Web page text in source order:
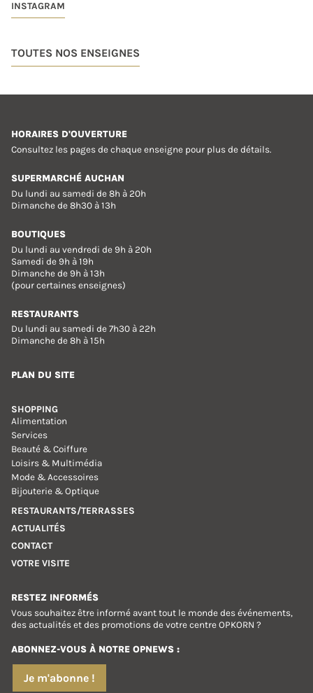
INSTAGRAM
TOUTES NOS ENSEIGNES
HORAIRES D'OUVERTURE
Consultez les pages de chaque enseigne pour plus de détails.
SUPERMARCHÉ AUCHAN
Du lundi au samedi de 8h à 20h
Dimanche de 8h30 à 13h
BOUTIQUES
Du lundi au vendredi de 9h à 20h
Samedi de 9h à 19h
Dimanche de 9h à 13h
(pour certaines enseignes)
RESTAURANTS
Du lundi au samedi de 7h30 à 22h
Dimanche de 8h à 15h
PLAN DU SITE
SHOPPING
Alimentation
Services
Beauté & Coiffure
Loisirs & Multimédia
Mode & Accessoires
Bijouterie & Optique
RESTAURANTS/TERRASSES
ACTUALITÉS
CONTACT
VOTRE VISITE
RESTEZ INFORMÉS
Vous souhaitez être informé avant tout le monde des événements,
des actualités et des promotions de votre centre OPKORN ?
ABONNEZ-VOUS À NOTRE OPNEWS :
Je m'abonne !